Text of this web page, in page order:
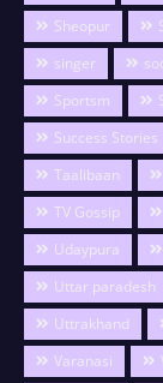
Sheopur
singer
Sportsm
Success Stories
Taalibaan
TV Gossip
Udaypura
Uttar paradesh
Uttrakhand
Varanasi